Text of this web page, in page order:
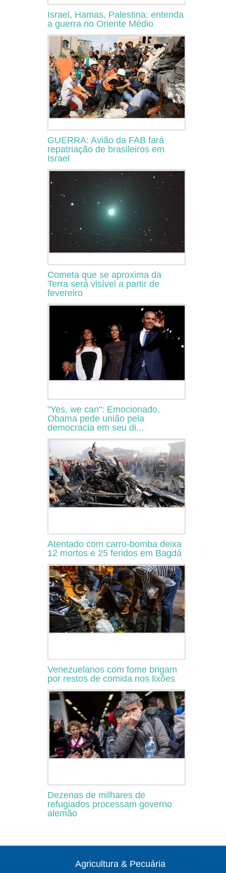
Israel, Hamas, Palestina: entenda
a guerra no Oriente Médio
GUERRA: Avião da FAB fará
repatriação de brasileiros em
Israel
Cometa que se aproxima da
Terra será visível a partir de
fevereiro
"Yes, we can": Emocionado,
Obama pede união pela
democracia em seu di...
Atentado com carro-bomba deixa
12 mortos e 25 feridos em Bagdá
Venezuelanos com fome brigam
por restos de comida nos lixões
Dezenas de milhares de
refugiados processam governo
alemão
Agricultura & Pecuária